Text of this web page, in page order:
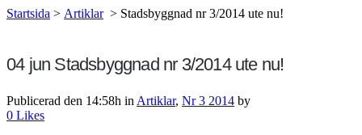
Startsida > Artiklar > Stadsbyggnad nr 3/2014 ute nu!
04 jun Stadsbyggnad nr 3/2014 ute nu!
Publicerad den 14:58h in Artiklar, Nr 3 2014 by
0 Likes